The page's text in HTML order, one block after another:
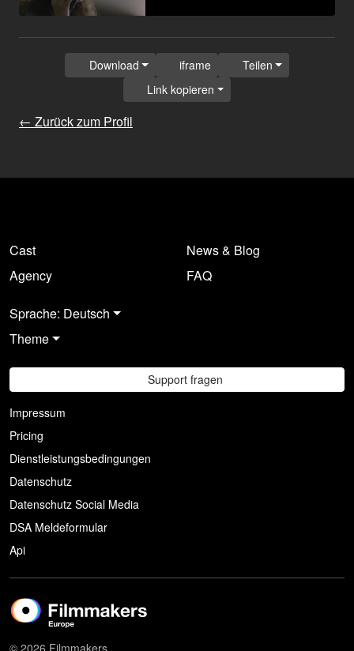
← Zurück zum Profil
Download iframe
Teilen
Link kopieren
Cast
Agency
News & Blog
FAQ
Sprache: Deutsch
Theme
Support fragen
Impressum
Pricing
Dienstleistungsbedingungen
Datenschutz
Datenschutz Social Media
DSA Meldeformular
Api
© 2026 Filmmakers